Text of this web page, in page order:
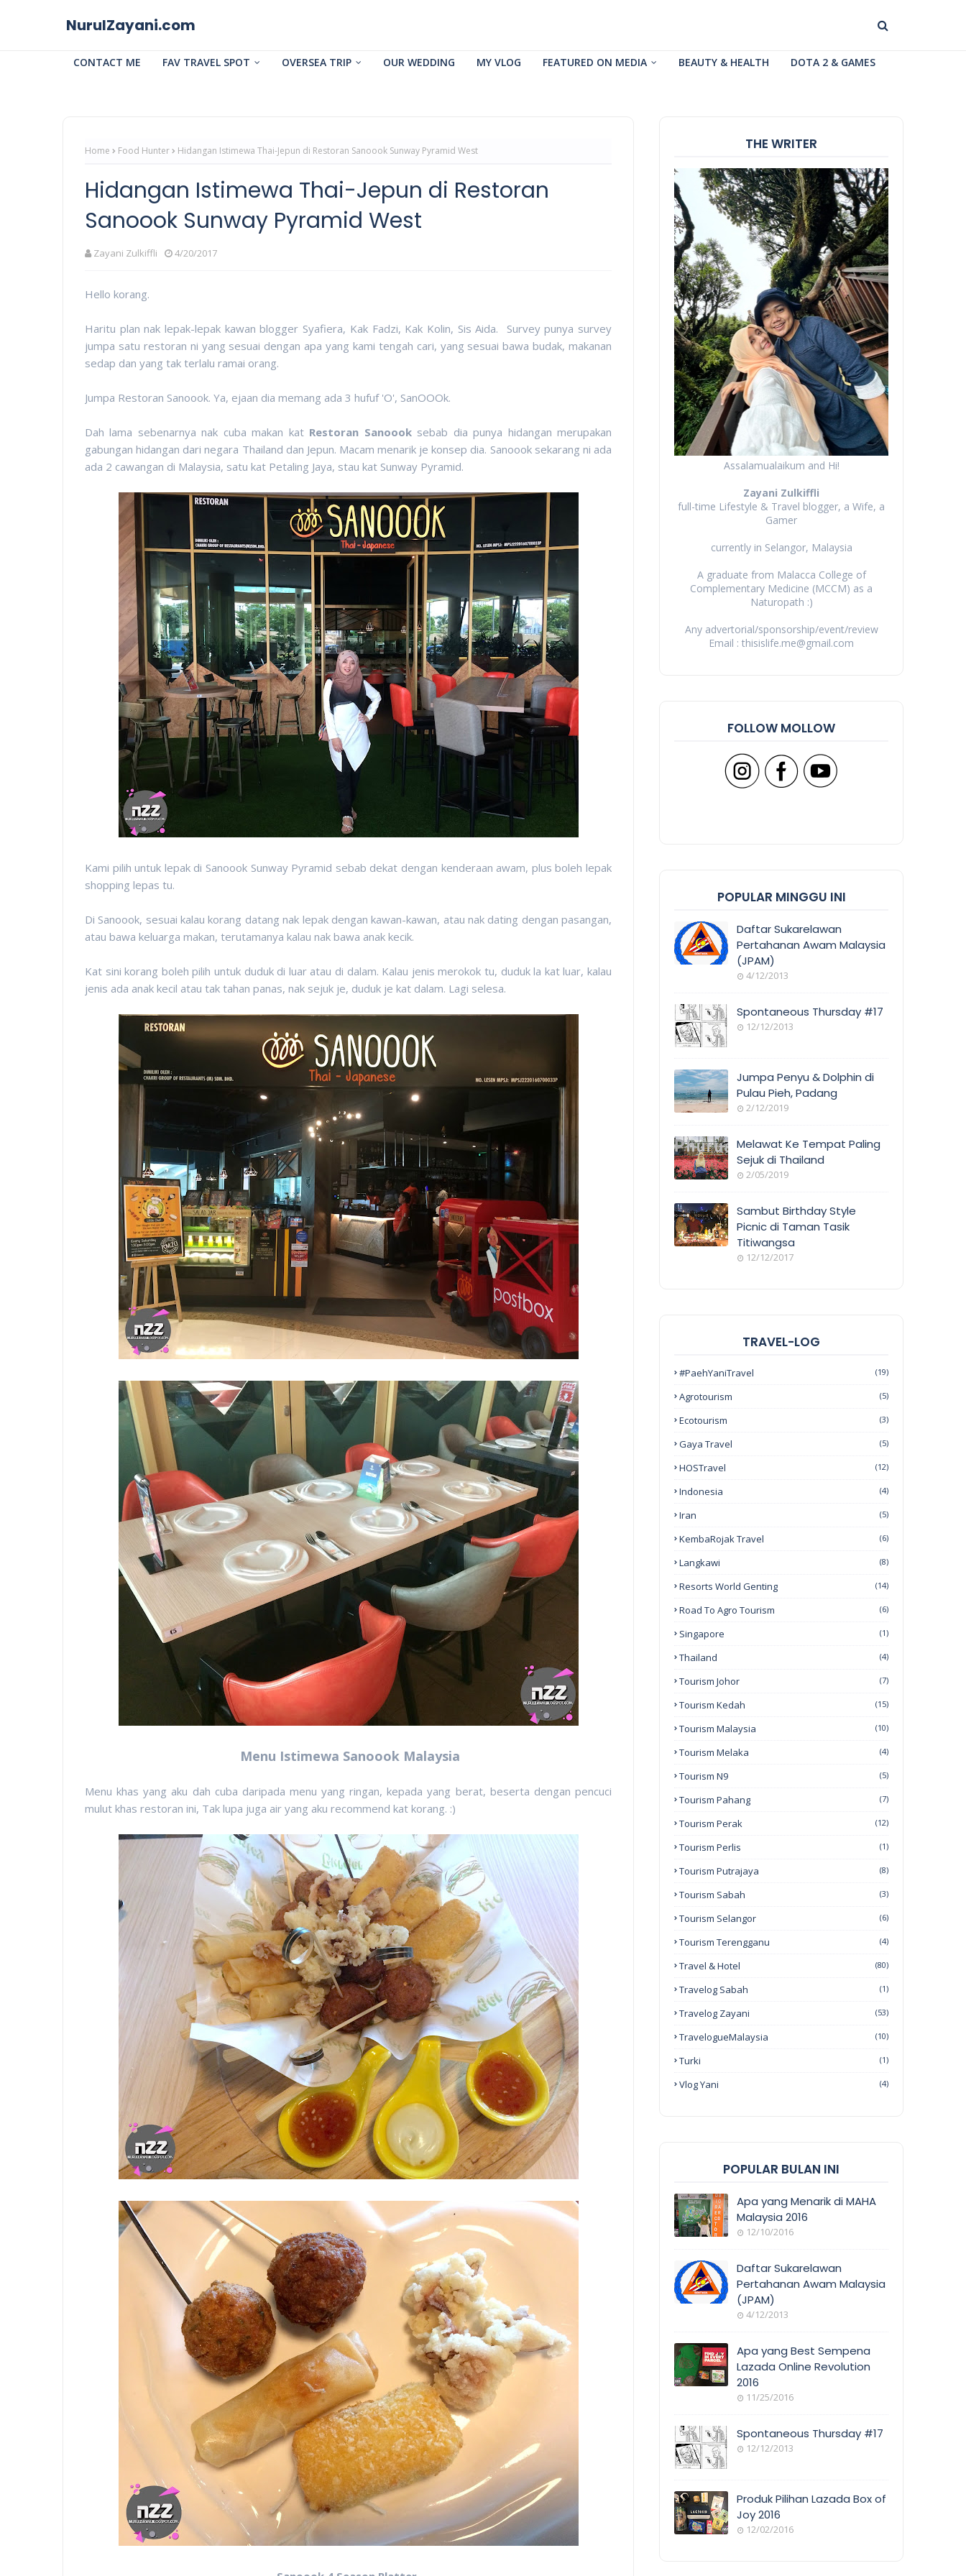
NurulZayani.com
CONTACT ME FAV TRAVEL SPOT OVERSEA TRIP OUR WEDDING MY VLOG FEATURED ON MEDIA BEAUTY & HEALTH DOTA 2 & GAMES
Home Food Hunter Hidangan Istimewa Thai-Jepun di Restoran Sanoook Sunway Pyramid West
Hidangan Istimewa Thai-Jepun di Restoran
Sanoook Sunway Pyramid West
Zayani Zulkiffli 4/20/2017
Hello korang.
Haritu plan nak lepak-lepak kawan blogger Syafiera, Kak Fadzi, Kak Kolin, Sis Aida. Survey punya survey
jumpa satu restoran ni yang sesuai dengan apa yang kami tengah cari, yang sesuai bawa budak, makanan
sedap dan yang tak terlalu ramai orang.
Jumpa Restoran Sanoook. Ya, ejaan dia memang ada 3 hufuf 'O', SanOOOk.
Dah lama sebenarnya nak cuba makan kat Restoran Sanoooksebab dia punya hidangan merupakan
gabungan hidangan dari negara Thailand dan Jepun. Macam menarik je konsep dia. Sanoook sekarang ni ada
ada 2 cawangan di Malaysia, satu kat Petaling Jaya, stau kat Sunway Pyramid.
Kami pilih untuk lepak di Sanoook Sunway Pyramid sebab dekat dengan kenderaan awam, plus boleh lepak
shopping lepas tu.
Di Sanoook, sesuai kalau korang datang nak lepak dengan kawan-kawan, atau nak dating dengan pasangan,
atau bawa keluarga makan, terutamanya kalau nak bawa anak kecik.
Kat sini korang boleh pilih untuk duduk di luar atau di dalam. Kalau jenis merokok tu, duduk la kat luar, kalau
jenis ada anak kecil atau tak tahan panas, nak sejuk je, duduk je kat dalam. Lagi selesa.
Menu Istimewa Sanoook Malaysia
Menu khas yang aku dah cuba daripada menu yang ringan, kepada yang berat, beserta dengan pencuci
mulut khas restoran ini, Tak lupa juga air yang aku recommend kat korang. :)
THE WRITER
Assalamualaikum and Hi!
Zayani Zulkiffli
full-time Lifestyle & Travel blogger, a Wife, a
Gamer
currently in Selangor, Malaysia
A graduate from Malacca College of
Complementary Medicine (MCCM) as a
Naturopath :)
Any advertorial/sponsorship/event/review
Email : thisislife.me@gmail.com
FOLLOW MOLLOW
POPULAR MINGGU INI
Daftar Sukarelawan
Pertahanan Awam Malaysia
(JPAM)
4/12/2013
Spontaneous Thursday #17
12/12/2013
Jumpa Penyu & Dolphin di
Pulau Pieh, Padang
2/12/2019
Melawat Ke Tempat Paling
Sejuk di Thailand
2/05/2019
Sambut Birthday Style
Picnic di Taman Tasik
Titiwangsa
12/12/2017
TRAVEL-LOG
#PaehYaniTravel (19)
Agrotourism (5)
Ecotourism (3)
Gaya Travel (5)
HOSTravel (12)
Indonesia (4)
Iran (5)
KembaRojak Travel (6)
Langkawi (8)
Resorts World Genting (14)
Road To Agro Tourism (6)
Singapore (1)
Thailand (4)
Tourism Johor (7)
Tourism Kedah (15)
Tourism Malaysia (10)
Tourism Melaka (4)
Tourism N9 (5)
Tourism Pahang (7)
Tourism Perak (12)
Tourism Perlis (1)
Tourism Putrajaya (8)
Tourism Sabah (3)
Tourism Selangor (6)
Tourism Terengganu (4)
Travel & Hotel (80)
Travelog Sabah (1)
Travelog Zayani (53)
TravelogueMalaysia (10)
Turki (1)
Vlog Yani (4)
POPULAR BULAN INI
COVERAGE
Apa yang Menarik di MAHA
Malaysia 2016
12/10/2016
Daftar Sukarelawan
Pertahanan Awam Malaysia
(JPAM)
4/12/2013
Apa yang Best Sempena
Lazada Online Revolution
2016
11/25/2016
E
Spontaneous Thursday #17
12/12/2013
Produk Pilihan Lazada Box of
Joy 2016
12/02/2016